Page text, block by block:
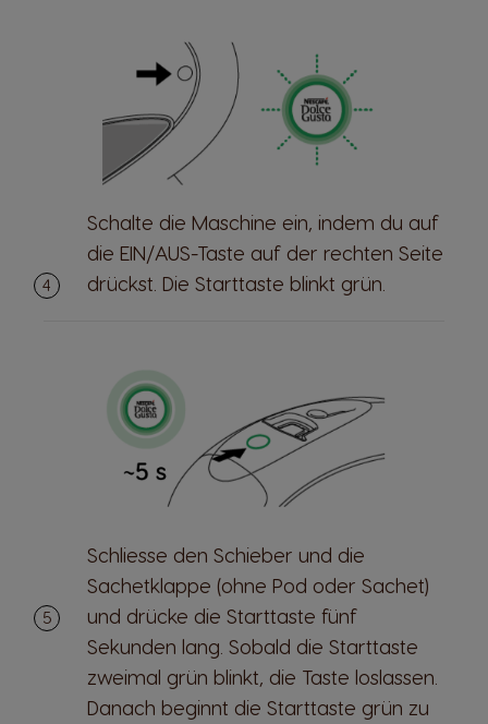
Schalte die Maschine ein, indem du auf
die EIN/AUS-Taste auf der rechten Seite
drückst. Die Starttaste blinkt grün.
Schliesse den Schieber und die
Sachetklappe (ohne Pod oder Sachet)
und drücke die Starttaste fünf
Sekunden lang. Sobald die Starttaste
zweimal grün blinkt, die Taste loslassen.
Danach beginnt die Starttaste grün zu